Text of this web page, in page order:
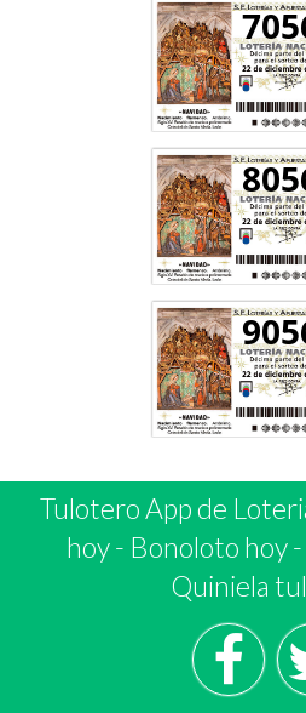
Tulotero App de
hoy- Bonoloto hoy-
Quiniela